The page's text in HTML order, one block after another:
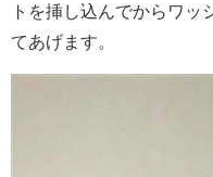
トを挿し込んでからワッ
てあげます。